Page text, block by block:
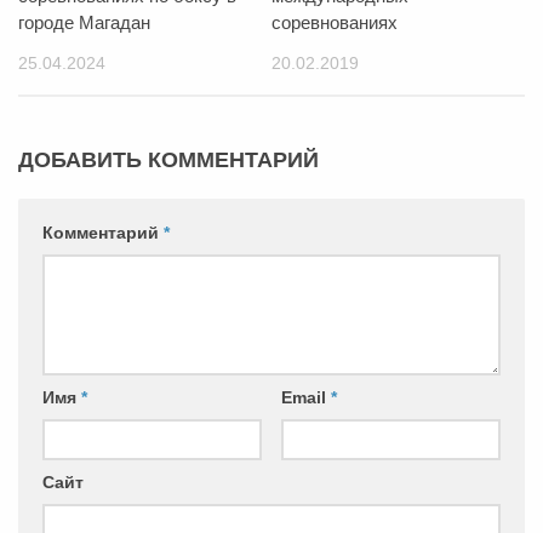
городе Магадан
25.04.2024
соревнованиях
20.02.2019
ДОБАВИТЬ КОММЕНТАРИЙ
Комментарий *
Имя * Email *
Сайт